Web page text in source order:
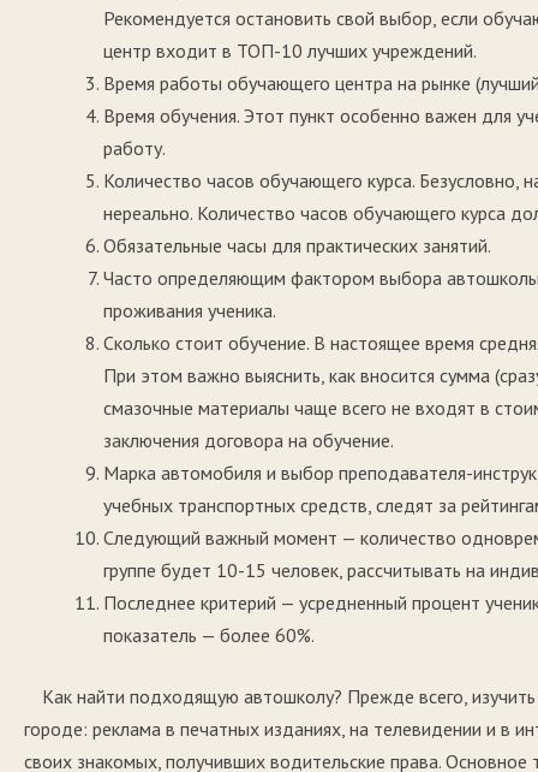
Рекомендуется остановить свой выбор, если
центр входит в ТОП-10 лучших учреждений.
Время работы обучающего центра на рынке
Время обучения. Этот пункт особенно важен для
работу.
Количество часов обучающего курса. Безусловно,
нереально. Количество часов обучающего курса
Обязательные часы для практических занятий.
Часто определяющим фактором выбора
проживания ученика.
Сколько стоит обучение. В настоящее время
При этом важно выяснить, как вносится сумма
смазочные материалы чаще всего не входят в
заключения договора на обучение.
Марка автомобиля и выбор преподавателя-
учебных транспортных средств, следят за
Следующий важный момент — количество
группе будет 10-15 человек, рассчитывать на
Последнее критерий — усредненный процент
показатель — более 60%.
Как найти подходящую автошколу? Прежде всего,
городе: реклама в печатных изданиях, на телевидении и в
своих знакомых, получивших водительские права.